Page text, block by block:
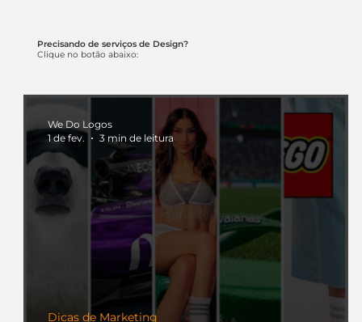
Precisando de serviços de Design?
Clique no botão abaixo:
Dicas de Marketing
We Do Logos
1 de fev.
3 min de leitura